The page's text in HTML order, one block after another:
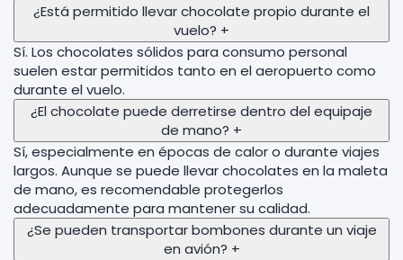
¿Está permitido llevar chocolate propio durante el
vuelo? +
Sí. Los chocolates sólidos para consumo personal
suelen estar permitidos tanto en el aeropuerto como
durante el vuelo.
¿El chocolate puede derretirse dentro del equipaje
de mano? +
Sí, especialmente en épocas de calor o durante viajes
largos. Aunque se puede llevar chocolates en la maleta
de mano, es recomendable protegerlos
adecuadamente para mantener su calidad.
¿Se pueden transportar bombones durante un viaje
en avión? +